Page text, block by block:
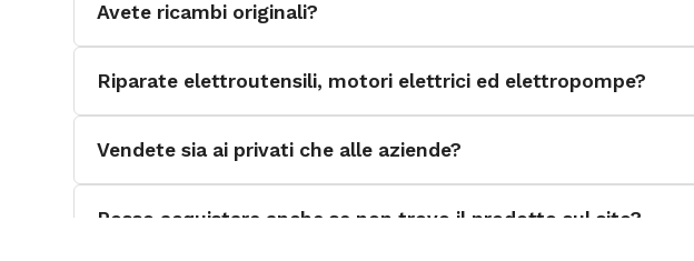
Avete ricambi originali?
Riparate elettroutensili, motori elettrici ed elettropompe?
Vendete sia ai privati che alle aziende?
Posso acquistare anche se non trovo il prodotto sul sito?